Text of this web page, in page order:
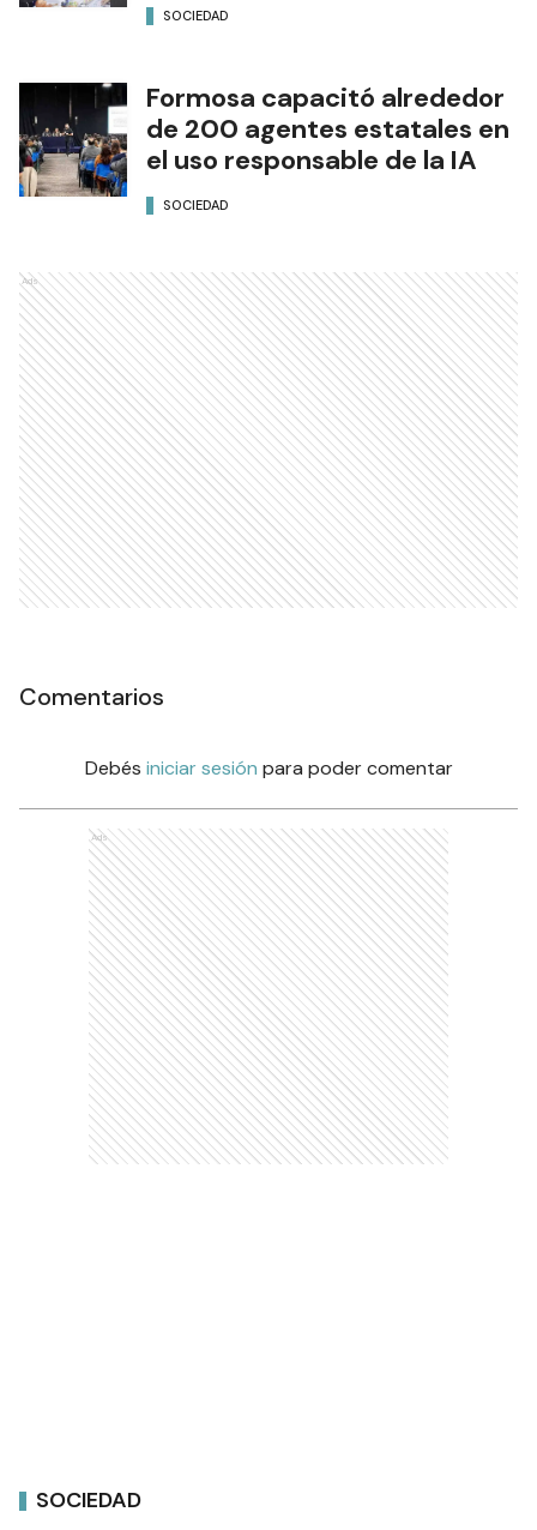
SOCIEDAD
Formosa capacitó alrededor
de 200 agentes estatales en
el uso responsable de la IA
SOCIEDAD
Ads
Comentarios
Debés iniciar sesión para poder comentar
Ads
SOCIEDAD